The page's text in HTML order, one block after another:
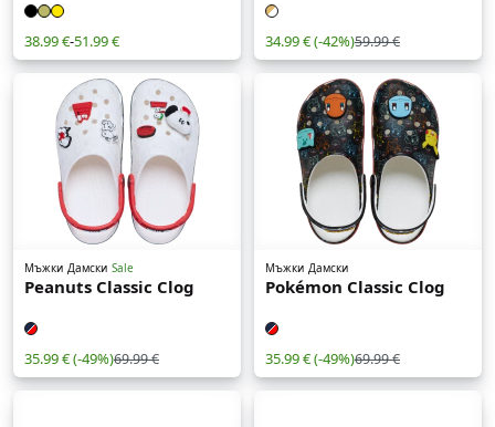
38.99 €-51.99 € 34.99 €(-42%)59.99 €
Мъжки Дамски Sale
Peanuts Classic Clog
35.99 €(-49%)69.99 €
Мъжки Дамски
Pokémon Classic Clog
35.99 €(-49%)69.99 €